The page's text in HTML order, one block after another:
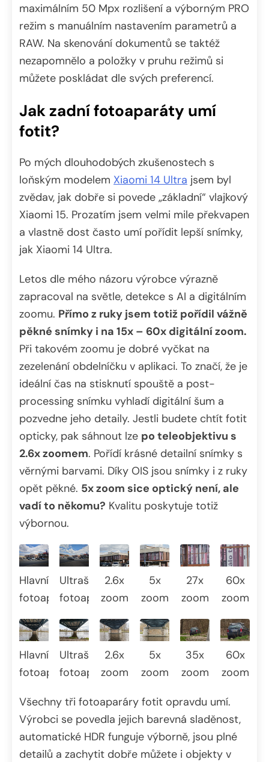
maximálním 50 Mpx rozlišení a výborným PRO
režim s manuálním nastavením parametrů a
RAW. Na skenování dokumentů se taktéž
nezapomnělo a položky v pruhu režimů si
můžete poskládat dle svých preferencí.
Jak zadní fotoaparáty umí
fotit?
Po mých dlouhodobých zkušenostech s
loňským modelem Xiaomi 14 Ultra jsem byl
zvědav, jak dobře si povede „základní“ vlajkový
Xiaomi 15. Prozatím jsem velmi mile překvapen
a vlastně dost často umí pořídit lepší snímky,
jak Xiaomi 14 Ultra.
Letos dle mého názoru výrobce výrazně
zapracoval na světle, detekce s AI a digitálním
zoomu. Přímo z ruky jsem totiž pořídil vážně
pěkné snímky i na 15x – 60x digitální zoom.
Při takovém zoomu je dobré vyčkat na
zezelenání obdelníčku v aplikaci. To značí, že je
ideální čas na stisknutí spouště a post-
processing snímku vyhladí digitální šum a
pozvedne jeho detaily. Jestli budete chtít fotit
opticky, pak sáhnout lze po teleobjektivu s
2.6x zoomem. Pořídí krásné detailní snímky s
věrnými barvami. Díky OIS jsou snímky i z ruky
opět pěkné. 5x zoom sice optický není, ale
vadí to někomu? Kvalitu poskytuje totiž
výbornou.
Hlavní
fotoaparát
Ultraširokoúhlý
fotoaparát
2.6x
zoom
5x
zoom
27x
zoom
60x
zoom
Hlavní
fotoaparát
Ultraširokoúhlý
fotoaparát
2.6x
zoom
5x
zoom
35x
zoom
60x
zoom
Všechny tři fotoaparáry fotit opravdu umí.
Výrobci se povedla jejich barevná sladěnost,
automatické HDR funguje výborně, jsou plné
detailů a zachytit dobře můžete i objekty v